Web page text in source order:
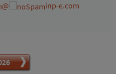
@
inp-e.com